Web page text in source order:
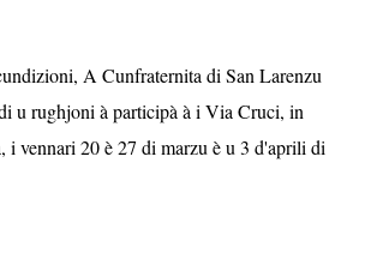
A Cunfraternita di San Larenzu
u rughjoni à participà à i Via Cruci, in
i vennari 20 è 27 di marzu è u 3 d'aprili di